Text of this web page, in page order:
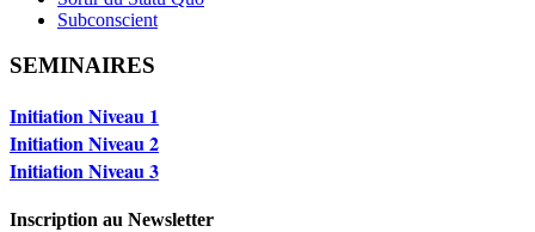
Subconscient
SEMINAIRES
Initiation Niveau 1
Initiation Niveau 2
Initiation Niveau 3
Inscription au Newsletter